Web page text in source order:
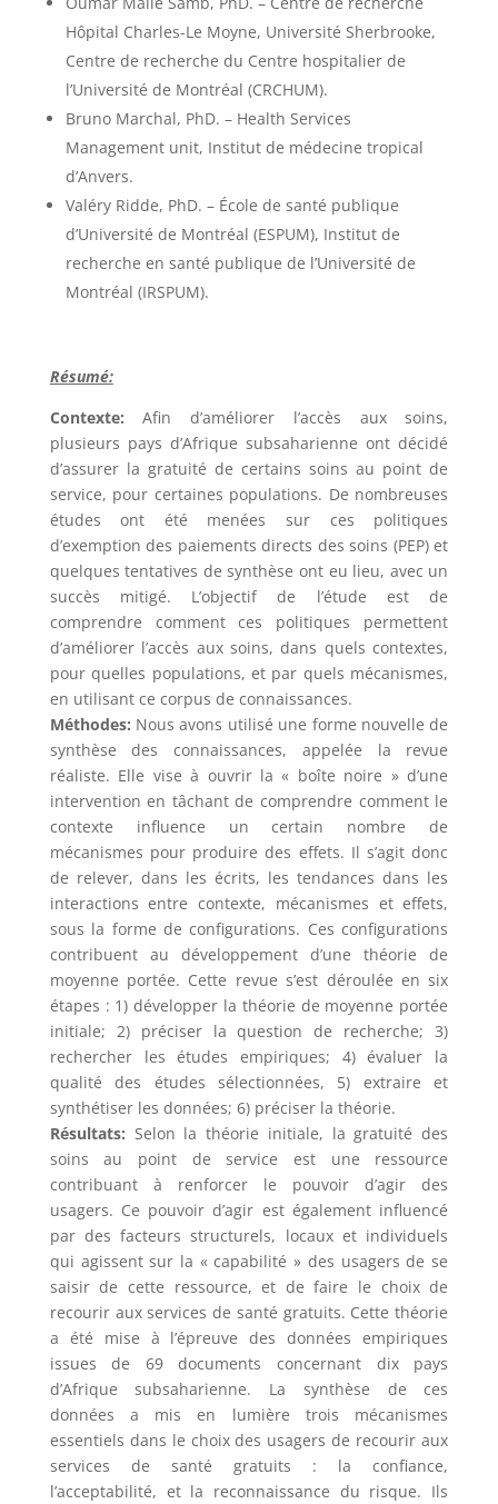
Hôpital Charles-Le Moyne, Université Sherbrooke,
Centre de recherche du Centre hospitalier de
l’Université de Montréal (CRCHUM).
Bruno Marchal, PhD. – Health Services
Management unit, Institut de médecine tropical
d’Anvers.
Valéry Ridde, PhD. – École de santé publique
d’Université de Montréal (ESPUM), Institut de
recherche en santé publique de l’Université de
Montréal (IRSPUM).
Résumé:
Contexte:Afin d’améliorer l’accès aux soins,
plusieurs pays d’Afrique subsaharienne ont décidé
d’assurer la gratuité de certains soins au point de
service, pour certaines populations. De nombreuses
études ont été menées sur ces politiques
d’exemption des paiements directs des soins (PEP) et
quelques tentatives de synthèse ont eu lieu, avec un
succès mitigé. L’objectif de l’étude est de
comprendre comment ces politiques permettent
d’améliorer l’accès aux soins, dans quels contextes,
pour quelles populations, et par quels mécanismes,
en utilisant ce corpus de connaissances.
Méthodes: Nous avons utilisé une forme nouvelle de
synthèse des connaissances, appelée la revue
réaliste. Elle vise à ouvrir la « boîte noire » d’une
intervention en tâchant de comprendre comment le
contexte influence un certain nombre de
mécanismes pour produire des effets. Il s’agit donc
de relever, dans les écrits, les tendances dans les
interactions entre contexte, mécanismes et effets,
sous la forme de configurations. Ces configurations
contribuent au développement d’une théorie de
moyenne portée. Cette revue s’est déroulée en six
étapes : 1) développer la théorie de moyenne portée
initiale; 2) préciser la question de recherche; 3)
rechercher les études empiriques; 4) évaluer la
qualité des études sélectionnées, 5) extraire et
synthétiser les données; 6) préciser la théorie.
Résultats: Selon la théorie initiale, la gratuité des
soins au point de service est une ressource
contribuant à renforcer le pouvoir d’agir des
usagers. Ce pouvoir d’agir est également influencé
par des facteurs structurels, locaux et individuels
qui agissent sur la « capabilité » des usagers de se
saisir de cette ressource, et de faire le choix de
recourir aux services de santé gratuits. Cette théorie
a été mise à l’épreuve des données empiriques
issues de 69 documents concernant dix pays
d’Afrique subsaharienne. La synthèse de ces
données a mis en lumière trois mécanismes
essentiels dans le choix des usagers de recourir aux
services de santé gratuits : la confiance,
l’acceptabilité, et la reconnaissance du risque. Ils